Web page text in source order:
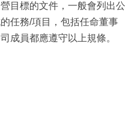
目標的文件，一般會列出公
任務/項目，包括任命董事
成員都應遵守以上規條。